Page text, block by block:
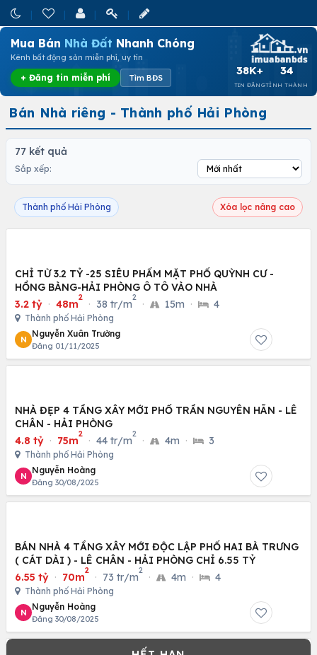
Mua Bán Nhà Đất Nhanh Chóng
Kênh bất động sản miễn phí, uy tín
+ Đăng tin miễn phí Tìm BĐS
38K+
TIN ĐĂNG
34
TỈNH THÀNH
Bán Nhà riêng - Thành phố Hải Phòng
77 kết quả
Sắp xếp:
Thành phố Hải Phòng Xóa lọc nâng cao
CHỈ TỪ 3.2 TỶ -25 SIÊU PHẨM MẶT PHỐ QUỲNH CƯ -
HỒNG BÀNG-HẢI PHÒNG Ô TÔ VÀO NHÀ
3.2 tỷ · 48m
2
· 38 tr/m
2
· 15m · 4
Thành phố Hải Phòng
N
Nguyễn Xuân Trường
Đăng 01/11/2025
NHÀ ĐẸP 4 TẦNG XÂY MỚI PHỐ TRẦN NGUYÊN HÃN - LÊ
CHÂN - HẢI PHÒNG
4.8 tỷ · 75m
2
· 44 tr/m
2
· 4m · 3
Thành phố Hải Phòng
N
Nguyễn Hoàng
Đăng 30/08/2025
BÁN NHÀ 4 TẦNG XÂY MỚI ĐỘC LẬP PHỐ HAI BÀ TRƯNG
( CÁT DÀI ) - LÊ CHÂN - HẢI PHÒNG CHỈ 6.55 TỶ
6.55 tỷ · 70m
2
· 73 tr/m
2
· 4m · 4
Thành phố Hải Phòng
N
Nguyễn Hoàng
Đăng 30/08/2025